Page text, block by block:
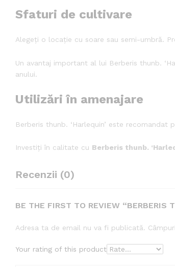
Sfaturi de cultivare
Alegeți o locație cu soare sau semi-umbră.
Un avantaj important al lui Berberis thunb.
anului.
Utilizări în amenajare
Berberis thunb. ‘Harlequin’ este
Investiți în calitate cu Berberis thunb.
Recenzii (0)
BE THE FIRST TO REVIEW “BERBERIS
Adresa ta de email nu va fi publicată.
Your rating of this product